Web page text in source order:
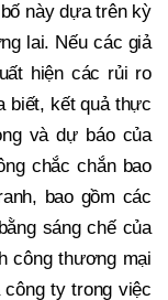
này dựa trên kỳ
lai. Nếu các giả
hiện các rủi ro
biết, kết quả thực
và dự báo của
chắc chắn bao
bao gồm các
sáng chế của
công thương mại
ty trong việc